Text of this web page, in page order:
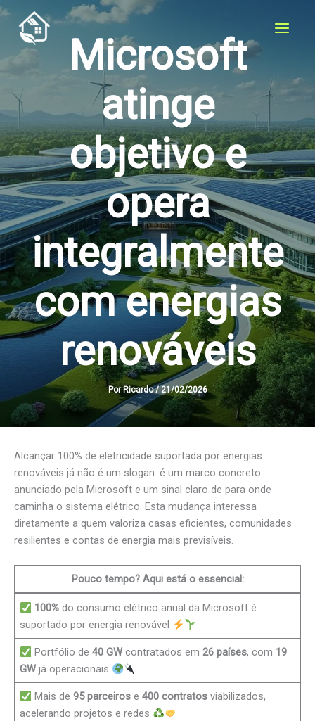
Ir
para
conteúdo
Microsoft
atinge
objetivo e
opera
integralmente
com energias
renováveis
Por Ricardo/21/02/2026
Alcançar 100% de eletricidade suportada por energias
renováveis já não é um slogan: é um marco concreto
anunciado pela Microsoft e um sinal claro de para onde
caminha o sistema elétrico. Esta mudança interessa
diretamente a quem valoriza casas eficientes, comunidades
resilientes e contas de energia mais previsíveis.
Pouco tempo? Aqui está o essencial:
100%do consumo elétrico anual da Microsoft é
suportado por energia renovável
Portfólio de 40 GWcontratados em 26 países, com 19
GW já operacionais
Mais de 95 parceirose 400 contratosviabilizados,
acelerando projetos e redes